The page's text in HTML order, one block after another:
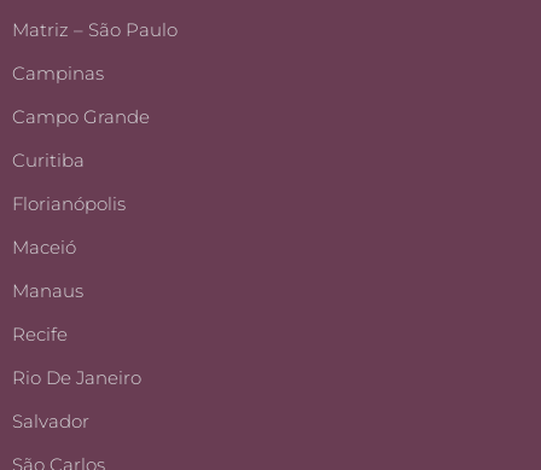
Matriz – São Paulo
Campinas
Campo Grande
Curitiba
Florianópolis
Maceió
Manaus
Recife
Rio De Janeiro
Salvador
São Carlos